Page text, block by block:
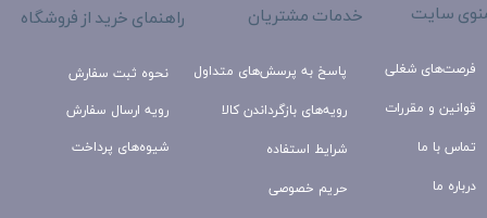
راهنمای خرید از فروشگاه
نحوه ثبت سفارش
رویه ارسال سفارش
شیوه‌های پرداخت
خدمات مشتریان
پاسخ به پرسش‌های متداول
رویه‌های بازگرداندن کالا
شرایط استفاده
حریم خصوصی
سایت
فرصت‌های شغلی
قوانین و مقررات
تماس با ما
درباره ما